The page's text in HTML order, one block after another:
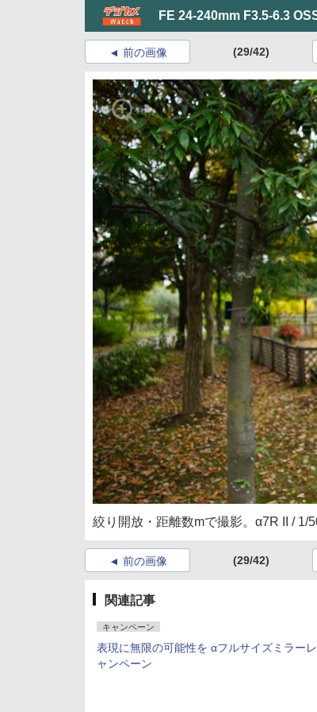
FE 24-240mm F3.5-6.3
前の画像 (29/42)
絞り開放・距離数mで撮影。α7R II / 1/
前の画像 (29/42)
関連記事
キャンペーン
表現に無限の可能性を αフルサイズミラー
ャンペーン